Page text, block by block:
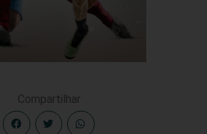
Compartilhar